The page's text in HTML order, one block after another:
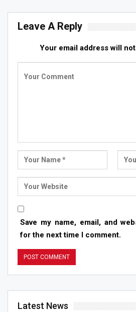
Leave A Reply
Your email address will
Save my name, email, and
for the next time I comment.
Latest News